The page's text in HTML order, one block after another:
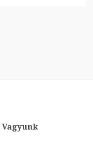
Vagyunk